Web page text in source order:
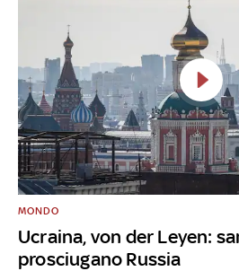
Ucraina, von der Leyen:
prosciugano Russia
MONDO